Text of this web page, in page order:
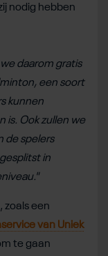
nodig hebben
daarom gratis
een soort
kunnen
is. Ook zullen we
de spelers
in
zoals een
van Uniek
te gaan